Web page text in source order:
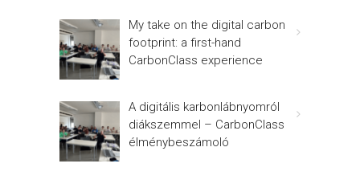
My take on the digital carbon
footprint: a first-hand
CarbonClass experience
A digitális karbonlábnyomról
diákszemmel – CarbonClass
élménybeszámoló